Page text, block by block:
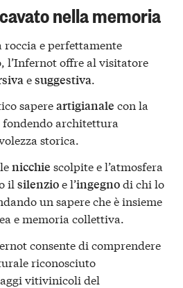
nella memoria
roccia e perfettamente
l’Infernot offre al visitatore
esuggestiva.
sapereartigianale con la
fondendo architettura
storica.
nicchie scolpite e l’atmosfera
il silenzioe l’ingegnodi chi lo
un sapere che è insieme
e memoria collettiva.
consente di comprendere
riconosciuto
vitivinicoli del